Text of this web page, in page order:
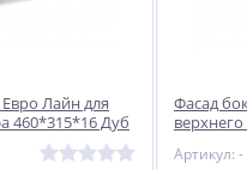
Лайн для
460*315*16 Дуб
Фасад
Артикул: -